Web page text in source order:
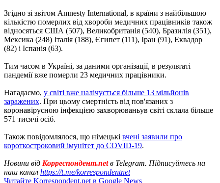
Згідно зі звітом Amnesty International, в країни з найбільшою
кількістю померлих від хвороби медичних працівників також
відносяться США (507), Великобританія (540), Бразилія (351),
Мексика (248) Італія (188), Єгипет (111), Іран (91), Еквадор
(82) і Іспанія (63).
Тим часом в Україні, за даними організації, в результаті
пандемії вже померли 23 медичних працівники.
Нагадаємо, у світі вже налічується більше 13 мільйонів
заражених. При цьому смертність від пов'язаних з
коронавірусною інфекцією захворюваньув світі склала більше
571 тисячі осіб.
Також повідомлялося, що німецькі вчені заявили про
короткостроковий імунітет до COVID-19.
Новини від Корреспондент.netв Telegram. Підписуйтесь на
наш канал https://t.me/korrespondentnet
Читайте Korrespondent.net в Google News